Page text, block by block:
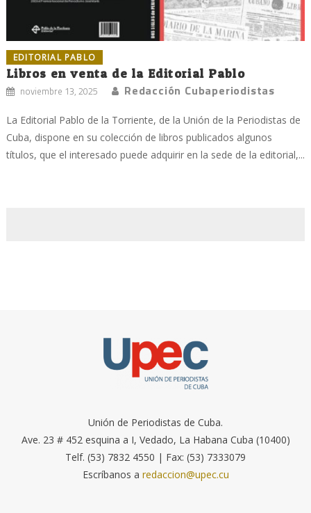
EDITORIAL PABLO
Libros en venta de la Editorial Pablo
noviembre 13, 2025 Redacción Cubaperiodistas
La Editorial Pablo de la Torriente, de la Unión de la Periodistas de
Cuba, dispone en su colección de libros publicados algunos
títulos, que el interesado puede adquirir en la sede de la editorial,...
Unión de Periodistas de Cuba.
Ave. 23 # 452 esquina a I, Vedado, La Habana Cuba (10400)
Telf. (53) 7832 4550 | Fax: (53) 7333079
Escríbanos a redaccion@upec.cu